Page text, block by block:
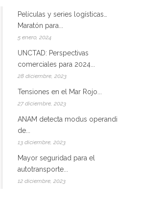
Películas y series logísticas…
Maratón para...
5 enero, 2024
UNCTAD: Perspectivas
comerciales para 2024...
28 diciembre, 2023
Tensiones en el Mar Rojo...
27 diciembre, 2023
ANAM detecta modus operandi
de...
13 diciembre, 2023
Mayor seguridad para el
autotransporte...
12 diciembre, 2023